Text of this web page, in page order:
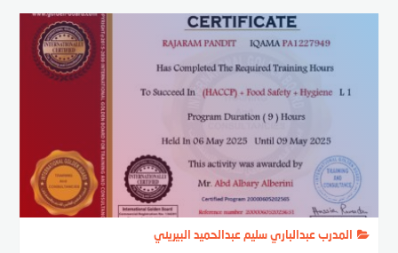
المدرب عبدالباري سليم عبدالحميد البيريني